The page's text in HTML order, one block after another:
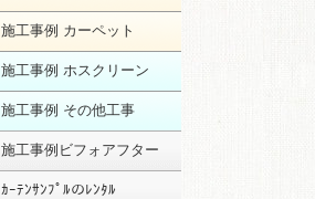
施工事例 カーペット
施工事例 ホスクリーン
施工事例 その他工事
施工事例ビフォアフター
ｶｰﾃﾝｻﾝﾌﾟﾙのﾚﾝﾀﾙ